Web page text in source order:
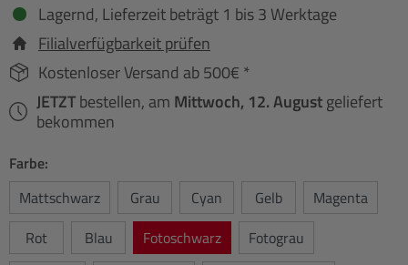
Lagernd, Lieferzeit beträgt 1 bis 3 Werktage
Filialverfügbarkeit prüfen
Kostenloser Versand ab 500€ *
JETZTbestellen, am Mittwoch, 12. Augustgeliefert
bekommen
Farbe:
Mattschwarz
Grau Cyan Gelb
Magenta
Rot
Blau Fotoschwarz
Fotograu